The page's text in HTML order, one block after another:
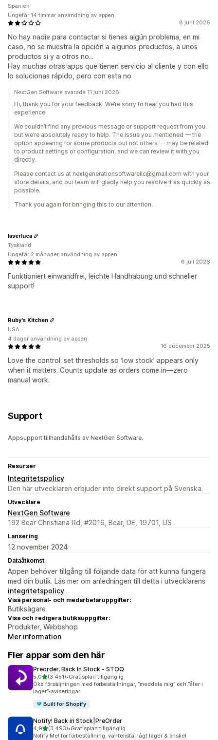
8 juni 2026
No hay nadie para contactar si tienes algún problema, en mi
caso, no se muestra la opción a algunos productos, a unos
productos si y a otros no...
Hay muchas otras apps que tienen servicio al cliente y con ello
lo solucionas rápido, pero con esta no
Spanien
Ungefär 14 timmar användning av appen
NextGen Software svarade 11 juni 2026
Hi, thank you for your feedback. We’re sorry to hear you had this
experience.
We couldn’t find any previous message or support request from you,
but we’re absolutely ready to help. The issue you mentioned — the
option appearing for some products but not others — may be related
to product settings or configuration, and we can review it with you
directly.
Please contact us at nextgenerationsoftwarellc@gmail.com with your
store details, and our team will gladly help you resolve it as quickly as
possible.
Thank you again for bringing this to our attention.
6 juli 2026
Funktioniert einwandfrei, leichte Handhabung und schneller
support!
laserluca
Tyskland
Ungefär 2 månader användning av appen
16 december 2025
Love the control: set thresholds so ‘low stock’ appears only
when it matters. Counts update as orders come in—zero
manual work.
Ruby's Kitchen
USA
4 dagar användning av appen
Support
Appsupport tillhandahålls av NextGen Software.
Resurser
Integritetspolicy
Den här utvecklaren erbjuder inte direkt support på Svenska.
Utvecklare
NextGen Software
192 Bear Christiana Rd, #2016, Bear, DE, 19701, US
Lansering
12 november 2024
Dataåtkomst
Appen behöver tillgång till följande data för att kunna fungera
med din butik. Läs mer om anledningen till detta i utvecklarens
integritetspolicy .
Visa personal- och medarbetaruppgifter:
Butiksägare
Visa och redigera butiksuppgifter:
Produkter, Webbshop
Mer information
Fler appar som den här
Preorder, Back In Stock ‑ STOQ
5,0av 5 stjärnor
(3 451)
3451 recensioner totalt
•Gratisplan tillgänglig
Öka försäljningen med förbeställningar, ”meddela mig” och ”åter i
lager”-aviseringar
Built for Shopify
Notify! Back in Stock|PreOrder
4,9av 5 stjärnor
(3 493)
3493 recensioner totalt
•Gratisplan tillgänglig
Notify Me! för förbeställning, väntelista, lågt lager & önskel